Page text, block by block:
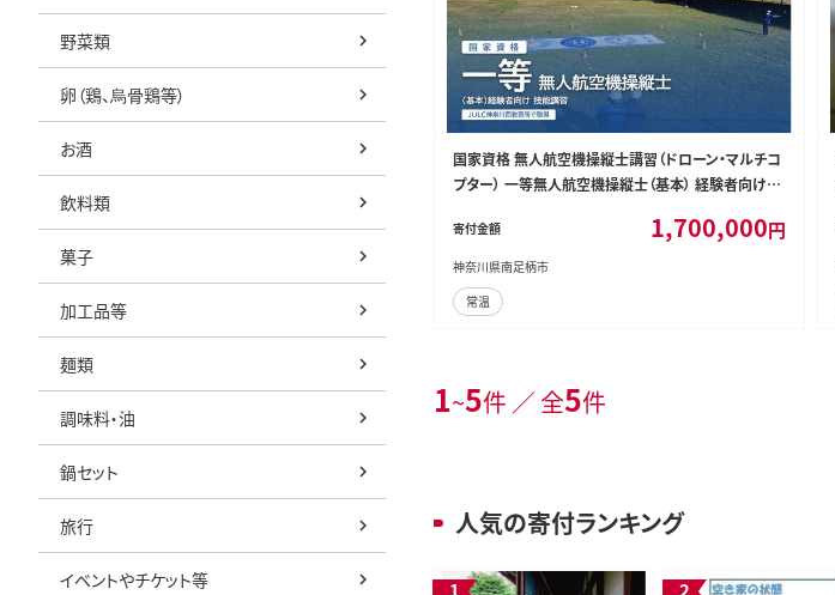
野菜類
卵（鶏、烏骨鶏等）
お酒
飲料類
菓子
加工品等
麺類
調味料・油
鍋セット
旅行
イベントやチケット等
国家資格 無人航空機操縦士講習（ドローン・マルチコ
プター） 一等無人航空機操縦士（基本） 経験者向け【
寄付金額 1,700,000円
神奈川県南足柄市
常温
1~5件 ／ 全5件
人気の寄付ランキング